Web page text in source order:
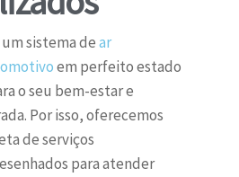
sistema dear
em perfeito estado
o seu bem-estar e
Por isso, oferecemos
de serviços
para atender